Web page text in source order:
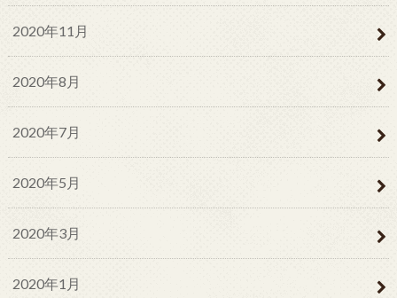
2020年11月
2020年8月
2020年7月
2020年5月
2020年3月
2020年1月